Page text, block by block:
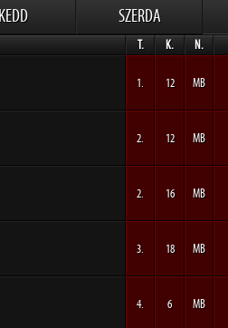
KEDD SZERDA
T. K. N.
1. 12 MB
2. 12 MB
2. 16 MB
3. 18 MB
4. 6 MB